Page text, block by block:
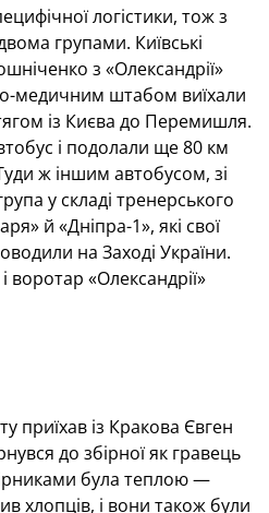
логістики, тож з
групами. Київські
з «Олександрії»
медичним штабом виїхали
із Києва до Перемишля.
і подолали ще 80 км
ж іншим автобусом, зі
у складі тренерського
й «Дніпра-1», які свої
на Заході України.
воротар «Олександрії»
приїхав із Кракова Євген
до збірної як гравець
була теплою —
хлопців, і вони також були